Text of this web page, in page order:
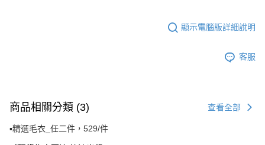
顯示電腦版詳細說明
客服
商品相關分類 (3) 查看全部
▪️精選毛衣_任二件，529/件